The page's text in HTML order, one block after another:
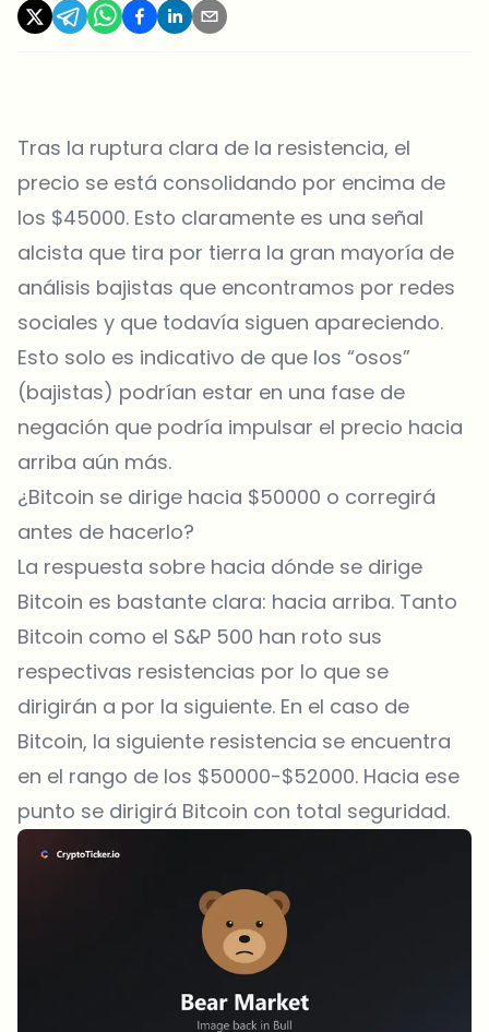
Tras la ruptura clara de la resistencia, el
precio se está consolidando por encima de
los $45000. Esto claramente es una señal
alcista que tira por tierra la gran mayoría de
análisis bajistas que encontramos por redes
sociales y que todavía siguen apareciendo.
Esto solo es indicativo de que los “osos”
(bajistas) podrían estar en una fase de
negación que podría impulsar el precio hacia
arriba aún más.
¿Bitcoin se dirige hacia $50000 o corregirá
antes de hacerlo?
La respuesta sobre hacia dónde se dirige
Bitcoin es bastante clara: hacia arriba. Tanto
Bitcoin como el S&P 500 han roto sus
respectivas resistencias por lo que se
dirigirán a por la siguiente. En el caso de
Bitcoin, la siguiente resistencia se encuentra
en el rango de los $50000-$52000. Hacia ese
punto se dirigirá Bitcoin con total seguridad.